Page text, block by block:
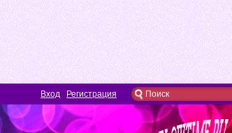
Вход Регистрация